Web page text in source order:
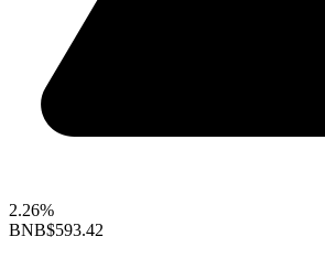
2.26%
BNB$593.42